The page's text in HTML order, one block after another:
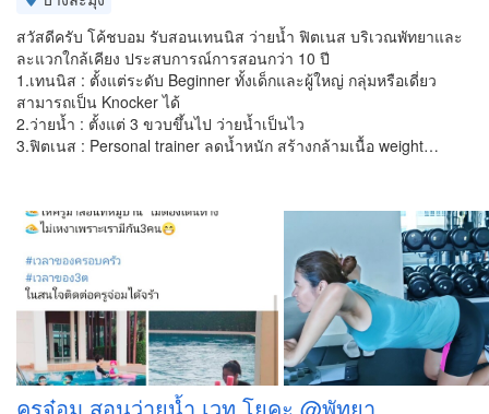
สวัสดีครับ โค้ชบอม รับสอนเทนนิส ว่ายน้ำ ฟิตเนส บริเวณพัทยาและ
ละแวกใกล้เคียง ประสบการณ์การสอนกว่า 10 ปี
1.เทนนิส : ตั้งแต่ระดับ Beginner ทั้งเด็กและผู้ใหญ่ กลุ่มหรือเดี่ยว
สามารถเป็น Knocker ได้
2.ว่ายน้ำ : ตั้งแต่ 3 ขวบขึ้นไป ว่ายน้ำเป็นไว
3.ฟิตเนส : Personal trainer ลดน้ำหนัก สร้างกล้ามเนื้อ weight…